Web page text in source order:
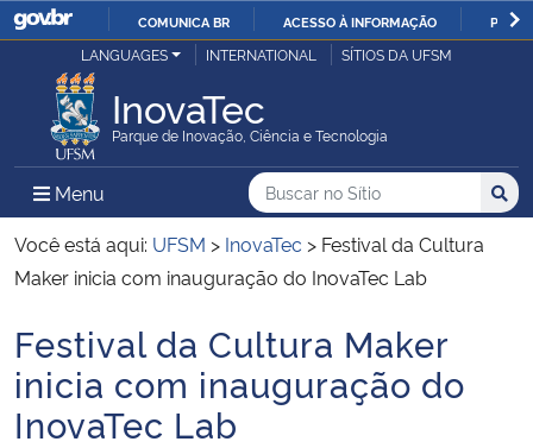
IR
COMUNICA BR ACESSO À INFORMAÇÃO
Ministério da Justiça e Segurança Pública
Ministério da Defesa
Ministério das Relações Exteriores
Ministério da Infraestrutura
Ministério da Agricultura, Pecuária e Abastecimento
LANGUAGES INTERNATIONAL SÍTIOS DA UFSM
InovaTec
Parque de Inovação, Ciência e Tecnologia
Menu Menu Principal do Sítio
Busca
Buscar no no Sítio
Busca:
Você está aqui: UFSM > InovaTec > Festival da Cultura
Maker inicia com inauguração do InovaTec Lab
Início do conteúdo
Festival da Cultura Maker
inicia com inauguração do
InovaTec Lab